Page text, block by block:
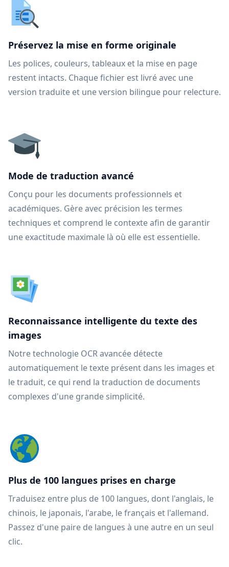
Préservez la mise en forme originale
Les polices, couleurs, tableaux et la mise en page
restent intacts. Chaque fichier est livré avec une
version traduite et une version bilingue pour relecture.
Mode de traduction avancé
Conçu pour les documents professionnels et
académiques. Gère avec précision les termes
techniques et comprend le contexte afin de garantir
une exactitude maximale là où elle est essentielle.
Reconnaissance intelligente du texte des
images
Notre technologie OCR avancée détecte
automatiquement le texte présent dans les images et
le traduit, ce qui rend la traduction de documents
complexes d'une grande simplicité.
Plus de 100 langues prises en charge
Traduisez entre plus de 100 langues, dont l'anglais, le
chinois, le japonais, l'arabe, le français et l'allemand.
Passez d'une paire de langues à une autre en un seul
clic.